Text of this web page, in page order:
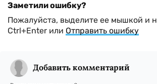
Заметили ошибку?
Пожалуйста, выделите ее мышкой и
Ctrl+Enter или Отправить ошибку
Добавить комментарий